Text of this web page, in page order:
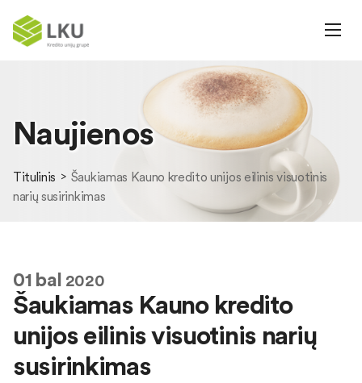
Naujienos
Titulinis
Šaukiamas Kauno kredito unijos eilinis visuotinis
narių susirinkimas
01bal 2020
Šaukiamas Kauno kredito
unijos eilinis visuotinis narių
susirinkimas